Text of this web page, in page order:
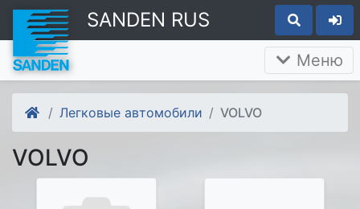
SANDEN RUS
Меню
Легковые автомобили VOLVO
VOLVO